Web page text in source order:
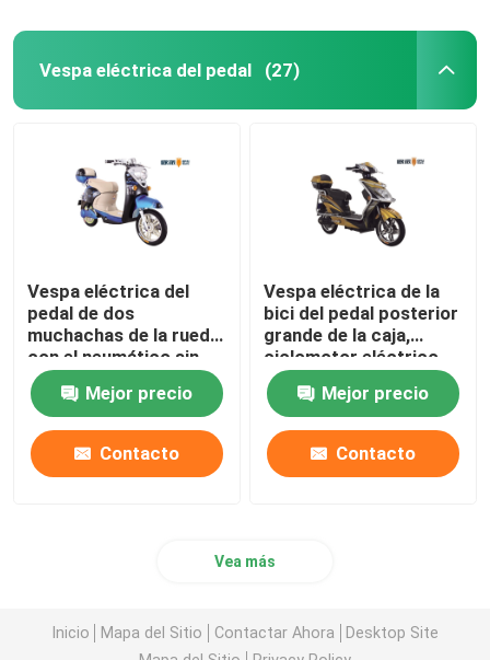
Vespa eléctrica del pedal (27)
Vespa eléctrica del
pedal de dos
muchachas de la rueda
con el neumático sin
tubo de la alarma
Mejor precio
Contacto
Vespa eléctrica de la
bici del pedal posterior
grande de la caja,
ciclomotor eléctrico
con los pedales
Mejor precio
Contacto
Vea más
Inicio Mapa del Sitio Contactar Ahora
Desktop Site